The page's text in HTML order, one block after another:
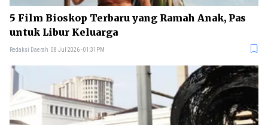
5 Film Bioskop Terbaru yang Ramah Anak, Pas
untuk Libur Keluarga
Redaksi Daerah 08 Jul 2026 - 01:31PM